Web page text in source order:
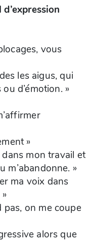
vous
les aigus, qui
d’émotion. »
»
dans mon travail et
m’abandonne. »
ma voix dans
pas, on me coupe
alors que